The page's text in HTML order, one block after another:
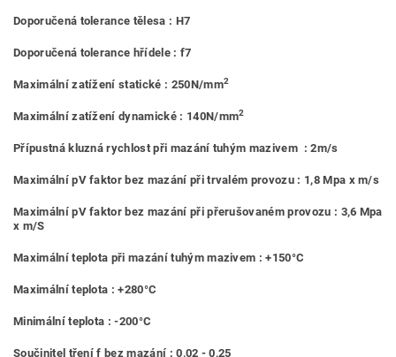
Doporučená tolerance tělesa : H7
Doporučená tolerance hřídele : f7
Maximální zatížení statické : 250N/mm2
Maximální zatížení dynamické : 140N/mm2
Přípustná kluzná rychlost při mazání tuhým mazivem : 2m/s
Maximální pV faktor bez mazání při trvalém provozu : 1,8 Mpa x m/s
Maximální pV faktor bez mazání při přerušovaném provozu : 3,6 Mpa
x m/S
Maximální teplota při mazání tuhým mazivem : +150°C
Maximální teplota : +280°C
Minimální teplota : -200°C
Součinitel tření f bez mazání : 0,02 - 0,25